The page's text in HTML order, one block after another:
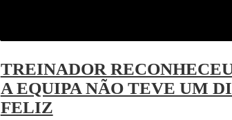
TREINADOR
A EQUIPA NÃO TEVE UM
FELIZ